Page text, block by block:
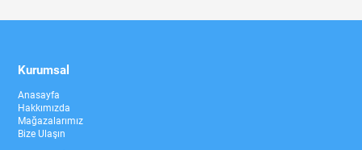
Kurumsal
Anasayfa
Hakkımızda
Mağazalarımız
Bize Ulaşın